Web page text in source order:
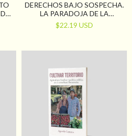
DERECHOS BAJO SOSPECHA.
LA PARADOJA DE LA
PROTECCIÓN SOCIAL EN LA
DISCAPACIDAD
$22.19 USD